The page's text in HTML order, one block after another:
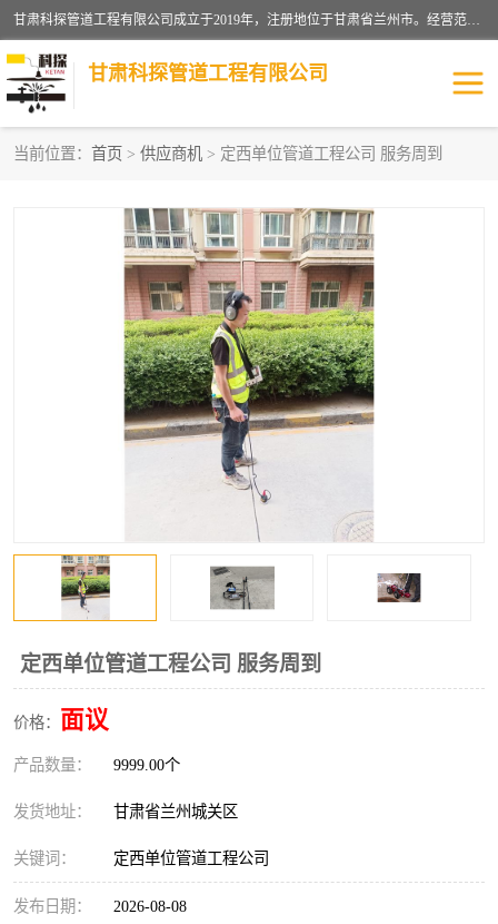
甘肃科探管道工程有限公司成立于2019年，注册地位于甘肃省兰州市。经营范围包括管道安装、清洗、疏通、维修、检测，防水工程，工程钻孔，化粪池清理，暖气安装，给排水管道安装维修，室内外管道如消防、供水、供热管道漏水检测定位，室内外防水堵漏等。
甘肃科探管道工程有限公司
当前位置： 首页 > 供应商机 > 定西单位管道工程公司 服务周到
定西单位管道工程公司 服务周到
价格： 面议
产品数量： 9999.00个
发货地址： 甘肃省兰州城关区
关键词： 定西单位管道工程公司
发布日期： 2026-08-08
漏水检查维修 消防管道漏水
供热管道漏水 排水管道漏水
自来水管漏水 管道疏通
高压车疏通清淤